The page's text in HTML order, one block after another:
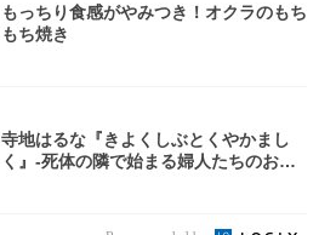
もっちり食感がやみつき！オクラのもち
もち焼き
寺地はるな『きよくしぶとくやかまし
く』-死体の隣で始まる婦人たちのお茶